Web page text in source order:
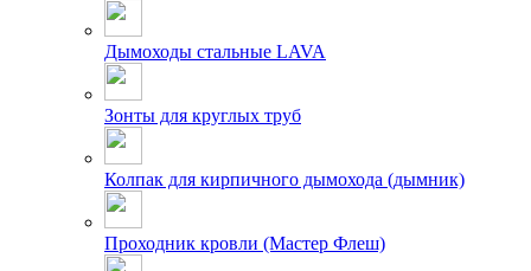
Дымоходы стальные LAVA
Зонты для круглых труб
Колпак для кирпичного дымохода (дымник)
Проходник кровли (Мастер Флеш)